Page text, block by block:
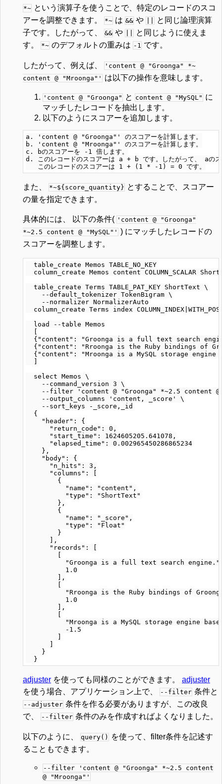
*~ という演算子を使うことで、特定のレコードのスコ
アーを調整できます。
*~ は && や
と同じ論理演算
子です。したがって、
&& や
と同じように使えま
す。
*~ のデフォルトの重みは -1 です。
したがって、例えば、
'content @ "Groonga" *~
content @ "Mroonga"' は以下の操作を意味します。
'content @ "Groonga" と content @ "MySQL" に
マッチしたレコードを抽出します。
以下のようにスコアーを追加します。
a. 'content @ "Groonga"' のスコアーを計算します。
b. 'content @ "Mroonga"' のスコアーを計算します。
c. bのスコアーを -1 倍します。
d. このレコードのスコアーは a + b です。したがって、 aの
また、 *~${score_quantity} とすることで、スコアー
の量を指定できます。
具体的には、 以下の条件( 'content @ "Groonga"
*~2.5 content @ "MySQL"' ) にマッチしたレコードの
スコアーを調整します。
  table_create Memos TABLE_NO_KEY
column_create Memos content COLUMN_SCALAR
  table_create Terms TABLE_PAT_KEY ShortText \
    --default_tokenizer TokenBigram \
    --normalizer NormalizerAuto
column_create Terms index
  load --table Memos
{"content": "Groonga is a full text search
{"content": "Rroonga is the Ruby bindings of
{"content": "Mroonga is a MySQL storage engine
  select Memos \
    --command_version 3 \
--filter 'content @ "Groonga" *~2.5 content
    --output_columns 'content, _score' \
    --sort_keys -_score,_id
  {
    "header": {
      "return_code": 0,
      "start_time": 1624605205.641078,
      "elapsed_time": 0.002965450286865234
    },
    "body": {
      "n_hits": 3,
      "columns": [
        {
          "name": "content",
          "type": "ShortText"
        },
        {
          "name": "_score",
          "type": "Float"
        }
      ],
      "records": [
"Groonga is a full text search
          1.0
        ],
"Rroonga is the Ruby bindings of
          1.0
        ],
"Mroonga is a MySQL storage engine
          -1.5
    }
adjuster を使っても同様のことができます。 adjuster
を使う場合、アプリケーション上で、
--filter 条件と
--adjuster 条件を作る必要がありますが、この改良
で、
--filter 条件のみを作成すればよくなりました。
以下のように、 query()
を使って、filter条件を記述す
ることもできます。
--filter 'content @ "Groonga" *~2.5 content
@ "Mroonga"'